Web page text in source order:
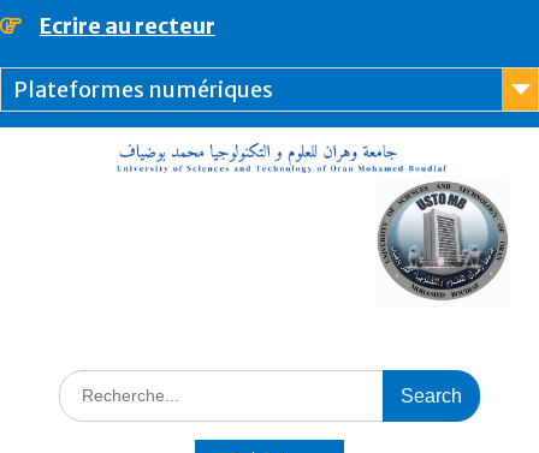
principal
Ecrire au recteur
Plateformes numériques